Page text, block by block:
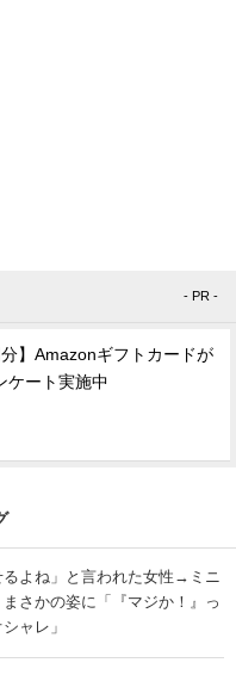
- PR -
分】Amazonギフトカードが
ケート実施中
るよね」と言われた女性→ミニ
かの姿に「『マジか！』っ
ャレ」